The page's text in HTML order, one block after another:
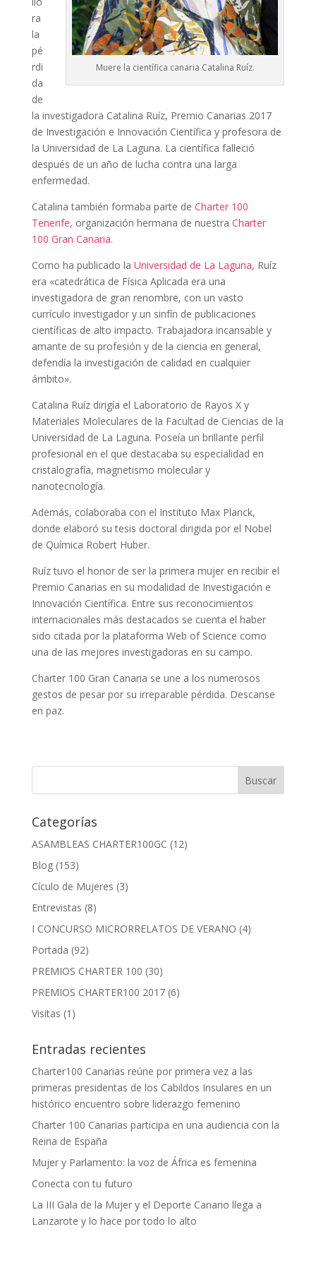
Muere la científica canaria Catalina Ruíz.
ra
la
pé
rdi
da
de
la investigadora Catalina Ruíz, Premio Canarias 2017
de Investigación e Innovación Científica y profesora de
la Universidad de La Laguna. La científica falleció
después de un año de lucha contra una larga
enfermedad.
Catalina también formaba parte de Charter 100
Tenerife, organización hermana de nuestra Charter
100 Gran Canaria.
Como ha publicado la Universidad de La Laguna, Ruíz
era «catedrática de Física Aplicada era una
investigadora de gran renombre, con un vasto
currículo investigador y un sinfín de publicaciones
científicas de alto impacto. Trabajadora incansable y
amante de su profesión y de la ciencia en general,
defendía la investigación de calidad en cualquier
ámbito».
Catalina Ruíz dirigía el Laboratorio de Rayos X y
Materiales Moleculares de la Facultad de Ciencias de la
Universidad de La Laguna. Poseía un brillante perfil
profesional en el que destacaba su especialidad en
cristalografía, magnetismo molecular y
nanotecnología.
Además, colaboraba con el Instituto Max Planck,
donde elaboró su tesis doctoral dirigida por el Nobel
de Química Robert Huber.
Ruíz tuvo el honor de ser la primera mujer en recibir el
Premio Canarias en su modalidad de Investigación e
Innovación Científica. Entre sus reconocimientos
internacionales más destacados se cuenta el haber
sido citada por la plataforma Web of Science como
una de las mejores investigadoras en su campo.
Charter 100 Gran Canaria se une a los numerosos
gestos de pesar por su irreparable pérdida. Descanse
en paz.
Categorías
ASAMBLEAS CHARTER100GC (12)
Blog(153)
Cículo de Mujeres (3)
Entrevistas (8)
I CONCURSO MICRORRELATOS DE VERANO (4)
Portada (92)
PREMIOS CHARTER 100 (30)
PREMIOS CHARTER100 2017(6)
Visitas (1)
Entradas recientes
Charter100 Canarias reúne por primera vez a las
primeras presidentas de los Cabildos Insulares en un
histórico encuentro sobre liderazgo femenino
Charter 100 Canarias participa en una audiencia con la
Reina de España
Mujer y Parlamento: la voz de África es femenina
Conecta con tu futuro
La III Gala de la Mujer y el Deporte Canario llega a
Lanzarote y lo hace por todo lo alto